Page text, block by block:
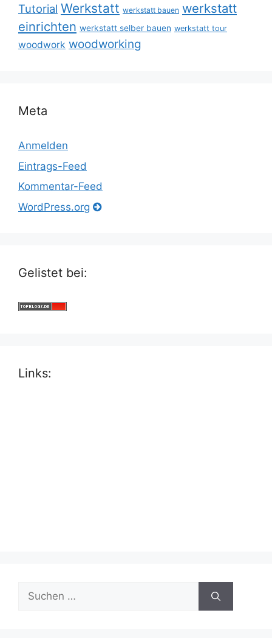
Tutorial Werkstatt werkstatt bauen werkstatt
einrichten werkstatt selber bauen werkstatt tour
woodwork woodworking
Meta
Anmelden
Eintrags-Feed
Kommentar-Feed
WordPress.org
Gelistet bei:
Links:
Suche
nach: